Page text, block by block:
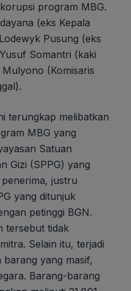
program MBG.
(eks Kepala
Pusung (eks
Somantri (kaki
(Komisaris
terungkap melibatkan
MBG yang
Satuan
Gizi (SPPG) yang
justru
yang ditunjuk
petinggi BGN.
tersebut tidak
Selain itu, terjadi
yang masif,
Barang-barang